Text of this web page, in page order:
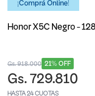
¡Comprá Online!
Honor X5C Negro -
21% OFF
Gs. 918.000
Gs. 729.810
HASTA 24 CUOTAS